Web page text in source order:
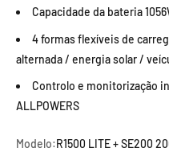
Capacidade da bateria
4 formas flexíveis de
alternada / energia solar /
Controlo e monitorização
ALLPOWERS
Modelo:R1500 LITE + SE200